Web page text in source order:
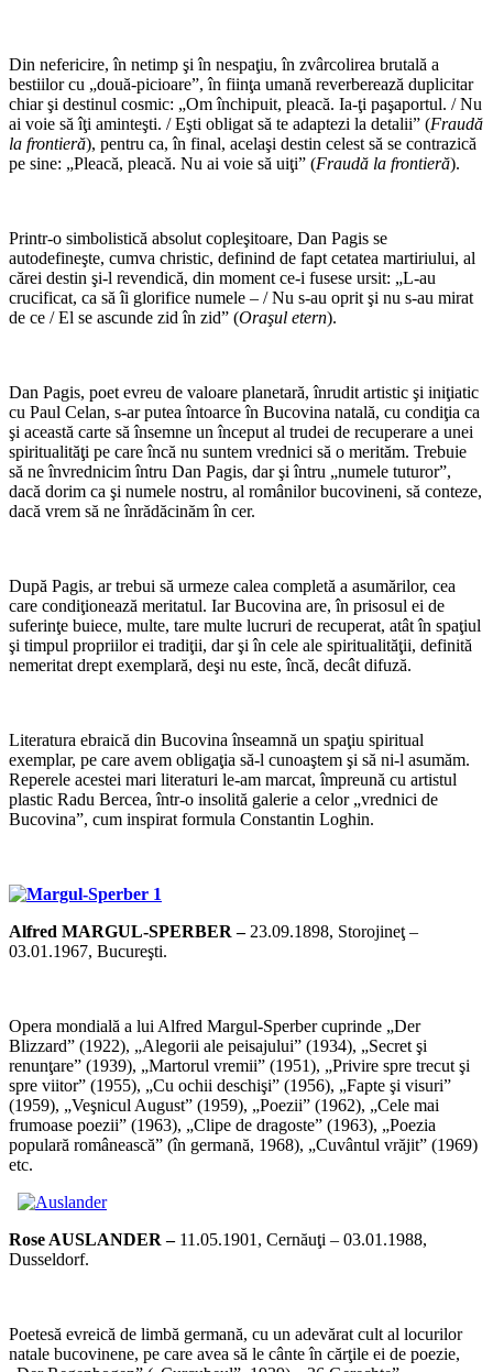
Din nefericire, în netimp şi în nespaţiu, în zvârcolirea brutală a
bestiilor cu „două-picioare”, în fiinţa umană reverberează duplicitar
chiar şi destinul cosmic: „Om închipuit, pleacă. Ia-ţi paşaportul. / Nu
ai voie să îţi aminteşti. / Eşti obligat să te adaptezi la detalii” (Fraudă
la frontieră), pentru ca, în final, acelaşi destin celest să se contrazică
pe sine: „Pleacă, pleacă. Nu ai voie să uiţi” (Fraudă la frontieră).
Printr-o simbolistică absolut copleşitoare, Dan Pagis se
autodefineşte, cumva christic, definind de fapt cetatea martiriului, al
cărei destin şi-l revendică, din moment ce-i fusese ursit: „L-au
crucificat, ca să îi glorifice numele – / Nu s-au oprit şi nu s-au mirat
de ce / El se ascunde zid în zid” (Oraşul etern).
Dan Pagis, poet evreu de valoare planetară, înrudit artistic şi iniţiatic
cu Paul Celan, s-ar putea întoarce în Bucovina natală, cu condiţia ca
şi această carte să însemne un început al trudei de recuperare a unei
spiritualităţi pe care încă nu suntem vrednici să o merităm. Trebuie
să ne învrednicim întru Dan Pagis, dar şi întru „numele tuturor”,
dacă dorim ca şi numele nostru, al românilor bucovineni, să conteze,
dacă vrem să ne înrădăcinăm în cer.
După Pagis, ar trebui să urmeze calea completă a asumărilor, cea
care condiţionează meritatul. Iar Bucovina are, în prisosul ei de
suferinţe buiece, multe, tare multe lucruri de recuperat, atât în spaţiul
şi timpul propriilor ei tradiţii, dar şi în cele ale spiritualităţii, definită
nemeritat drept exemplară, deşi nu este, încă, decât difuză.
Literatura ebraică din Bucovina înseamnă un spaţiu spiritual
exemplar, pe care avem obligaţia să-l cunoaştem şi să ni-l asumăm.
Reperele acestei mari literaturi le-am marcat, împreună cu artistul
plastic Radu Bercea, într-o insolită galerie a celor „vrednici de
Bucovina”, cum inspirat formula Constantin Loghin.
Alfred MARGUL-SPERBER – 23.09.1898, Storojineţ –
03.01.1967, Bucureşti.
Opera mondială a lui Alfred Margul-Sperber cuprinde „Der
Blizzard” (1922), „Alegorii ale peisajului” (1934), „Secret şi
renunţare” (1939), „Martorul vremii” (1951), „Privire spre trecut şi
spre viitor” (1955), „Cu ochii deschişi” (1956), „Fapte şi visuri”
(1959), „Veşnicul August” (1959), „Poezii” (1962), „Cele mai
frumoase poezii” (1963), „Clipe de dragoste” (1963), „Poezia
populară românească” (în germană, 1968), „Cuvântul vrăjit” (1969)
etc.
Rose AUSLANDER – 11.05.1901, Cernăuţi – 03.01.1988,
Dusseldorf.
Poetesă evreică de limbă germană, cu un adevărat cult al locurilor
natale bucovinene, pe care avea să le cânte în cărţile ei de poezie,